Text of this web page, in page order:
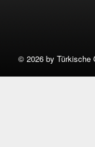
© 2026 by Türkische